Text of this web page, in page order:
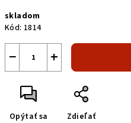
cena:
skladom
Kód: 1814
+
−
Opýtať sa Zdieľať